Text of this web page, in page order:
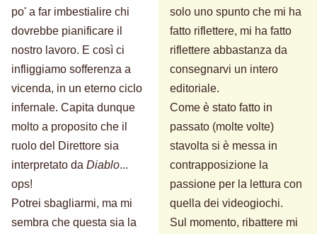
po' a far imbestialire chi
dovrebbe pianificare il
nostro lavoro. E così ci
infliggiamo sofferenza a
vicenda, in un eterno ciclo
infernale. Capita dunque
molto a proposito che il
ruolo del Direttore sia
interpretato da Diablo...
ops!
Potrei sbagliarmi, ma mi
sembra che questa sia la
solo uno spunto che mi ha
fatto riflettere, mi ha fatto
riflettere abbastanza da
consegnarvi un intero
editoriale.
Come è stato fatto in
passato (molte volte)
stavolta si è messa in
contrapposizione la
passione per la lettura con
quella dei videogiochi.
Sul momento, ribattere mi